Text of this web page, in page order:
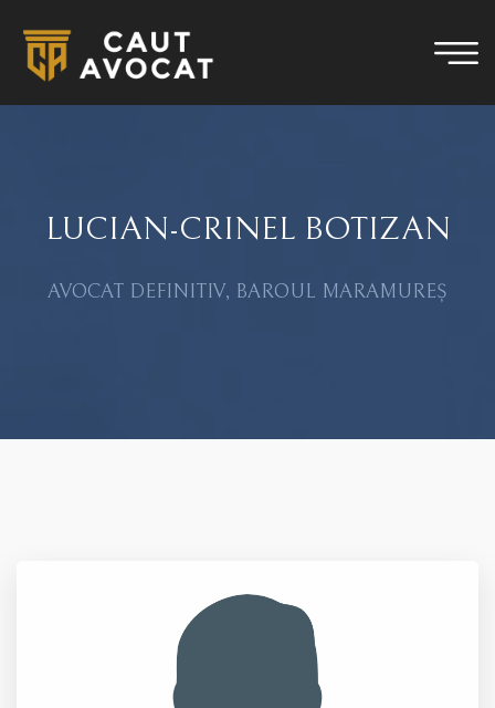
LUCIAN-CRINEL BOTIZAN
AVOCAT DEFINITIV, BAROUL MARAMUREȘ